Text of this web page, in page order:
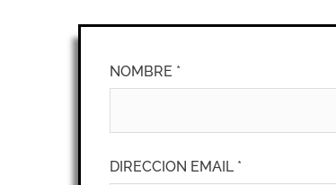
NOMBRE *
DIRECCION EMAIL *